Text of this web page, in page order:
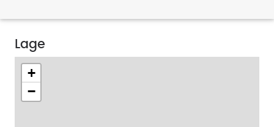
Lage
+
−